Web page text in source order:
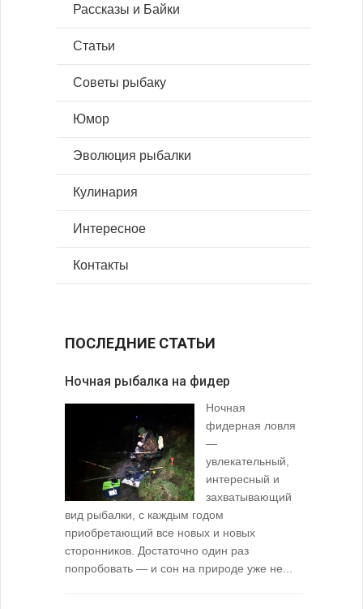
Рассказы и Байки
Статьи
Советы рыбаку
Юмор
Эволюция рыбалки
Кулинария
Интересное
Контакты
ПОСЛЕДНИЕ СТАТЬИ
Ночная рыбалка на фидер
Ночная
фидерная ловля
—
увлекательный,
интересный и
захватывающий
вид рыбалки, с каждым годом
приобретающий все новых и новых
сторонников. Достаточно один раз
попробовать — и сон на природе уже не...